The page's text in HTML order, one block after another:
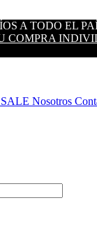
A TODO EL
COMPRA
SALE Nosotros